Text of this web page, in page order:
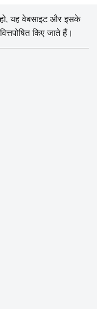
यह वेबसाइट और इसके
किए जाते हैं।